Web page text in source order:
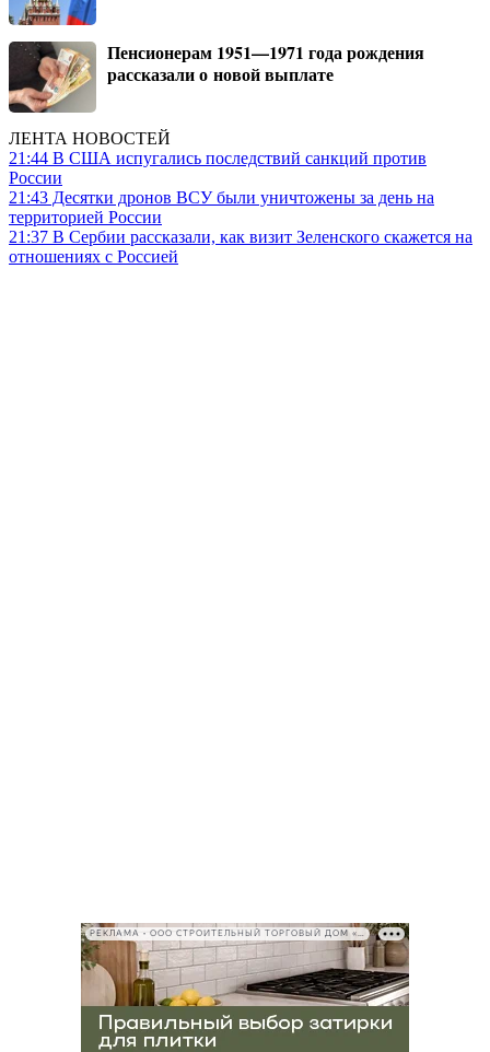
Пенсионерам 1951—1971 года рождения
рассказали о новой выплате
ЛЕНТА НОВОСТЕЙ
21:44 В США испугались последствий санкций против
России
21:43 Десятки дронов ВСУ были уничтожены за день на
территорией России
21:37 В Сербии рассказали, как визит Зеленского скажется на
отношениях с Россией
РЕКЛАМА • ООО СТРОИТЕЛЬНЫЙ ТОРГОВЫЙ ДОМ «ПЕТРОВИЧ», ИНН 7802348846